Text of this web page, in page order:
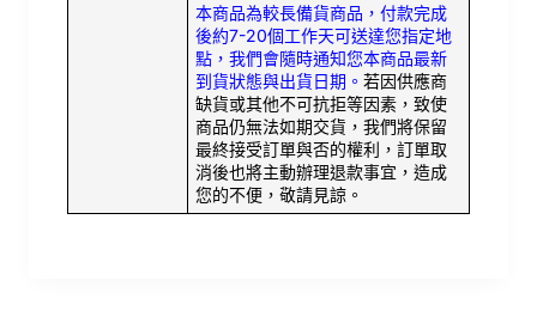
本商品為較長備貨商品，付款完成
後約7-20個工作天可送達您指定地
點，我們會隨時通知您本商品最新
到貨狀態與出貨日期。 若因供應商
缺貨或其他不可抗拒等因素，致使
商品仍無法如期交貨，我們將保留
最終接受訂單與否的權利，訂單取
消後也將主動辦理退款事宜，造成
您的不便，敬請見諒。